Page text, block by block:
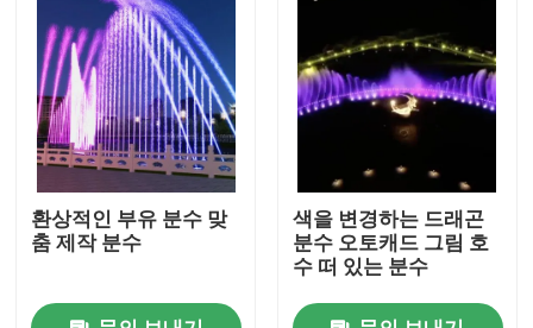
견적 요청
분수를 표류시키기
호수 분수
음악 분수
환상적인 부유 분수 맞
춤 제작 분수
색을 변경하는 드래곤
분수 오토캐드 그림 호
수 떠 있는 분수